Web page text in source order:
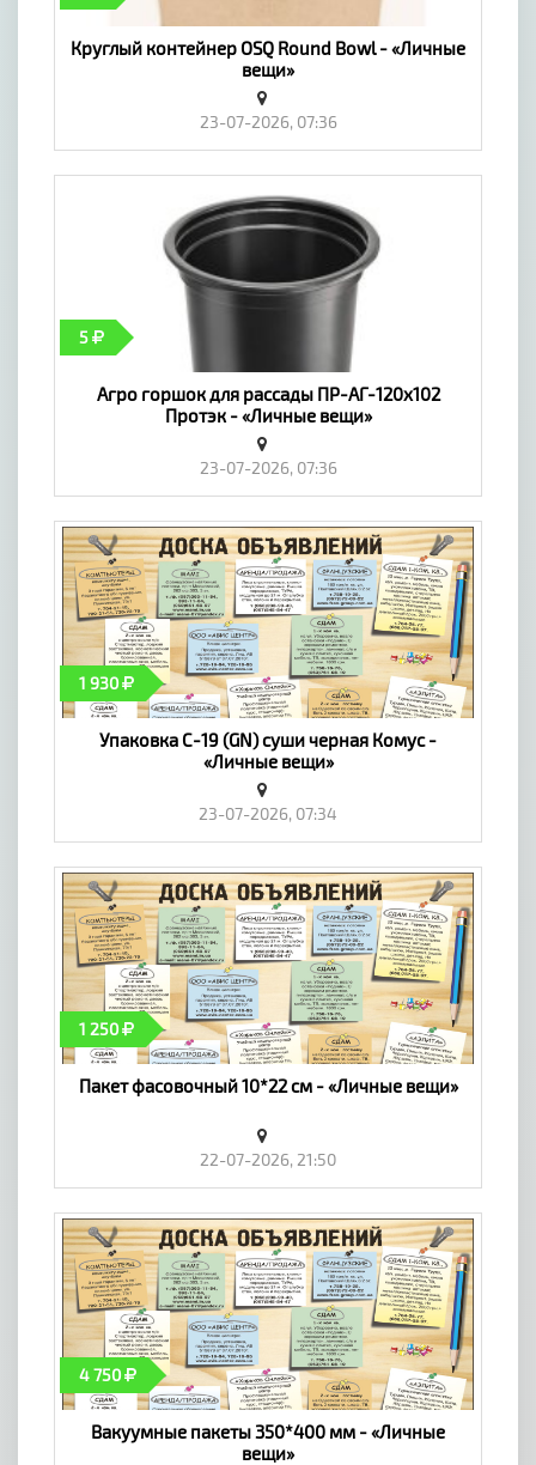
Круглый контейнер OSQ Round Bowl - «Личные
вещи»
23-07-2026, 07:36
5
Агро горшок для рассады ПР-АГ-120х102
Протэк - «Личные вещи»
23-07-2026, 07:36
1 930
Упаковка С-19 (GN) суши черная Комус -
«Личные вещи»
23-07-2026, 07:34
1 250
Пакет фасовочный 10*22 см - «Личные вещи»
22-07-2026, 21:50
4 750
Вакуумные пакеты 350*400 мм - «Личные
вещи»